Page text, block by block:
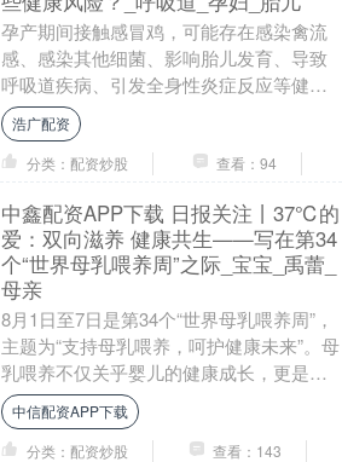
孕产期间接触感冒鸡，可能存在感染禽流
感、感染其他细菌、影响胎儿发育、导致
呼吸道疾病、引发全身性炎症反应等健康
风险。 1. 感染禽流感：鸡感冒有可能是感
染了禽流感....
浩广配资
分类：配资炒股
查看：94
中鑫配资APP下载 日报关注丨37℃的
爱：双向滋养 健康共生——写在第34
个“世界母乳喂养周”之际_宝宝_禹蕾_
母亲
8月1日至7日是第34个“世界母乳喂养周”，
主题为“支持母乳喂养，呵护健康未来”。母
乳喂养不仅关乎婴儿的健康成长，更是促
进母婴情感联结、提升全民健康水平的重
要举....
中信配资APP下载
分类：配资炒股
查看：143